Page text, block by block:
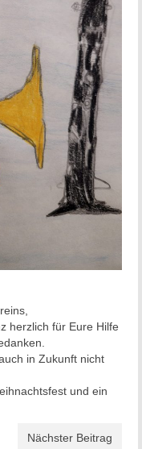
herzlich für Eure Hilfe
in Zukunft nicht
und ein
Nächster Beitrag